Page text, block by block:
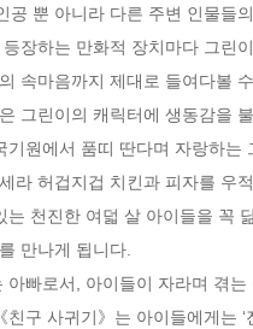
공 뿐 아니라 다른 주변 인물들
장하는 만화적 장치마다 그린
속마음까지 제대로 들여다볼
그린이의 캐릭터에 생동감을
기원에서 품띠 딴다며 자랑하
라 허겁지겁 치킨과 피자를 우
는 천진한 여덟 살 아이들을 꼭
만나게 됩니다.
아빠로서, 아이들이 자라며 겪
구 사귀기》는 아이들에게는